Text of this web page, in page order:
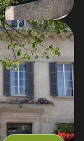
quella
casa era una
del villaggio.
Piccola Città
e offre
Sèvre Nantaise
Fou ® sarà aperto
e gli spettacoli
al 12
su